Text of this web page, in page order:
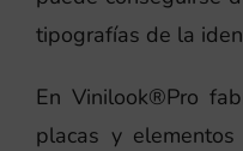
tipografías de la
En Vinilook®Pro
placas y